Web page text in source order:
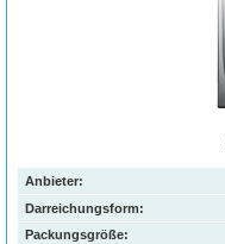
Anbieter:
Darreichungsform:
Packungsgröße: